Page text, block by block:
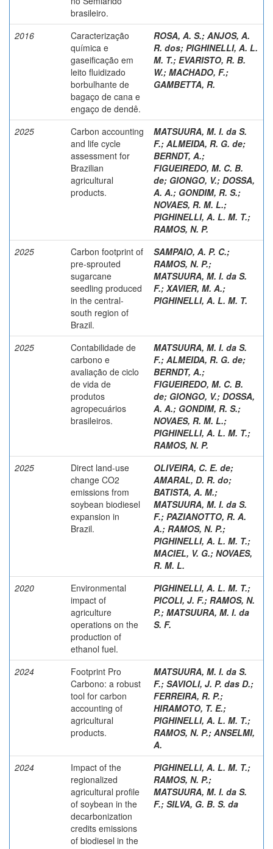
brasileiro.
2016
Caracterização
química e
gaseificação em
leito fluidizado
borbulhante de
bagaço de cana e
engaço de dendê.
ROSA, A. S.; ANJOS, A.
R. dos; PIGHINELLI, A. L.
M. T.; EVARISTO, R. B.
W.; MACHADO, F.;
GAMBETTA, R.
2025
Carbon accounting
and life cycle
assessment for
Brazilian
agricultural
products.
MATSUURA, M. I. da S.
F.; ALMEIDA, R. G. de;
BERNDT, A.;
FIGUEIREDO, M. C. B.
de; GIONGO, V.; DOSSA,
A. A.; GONDIM, R. S.;
NOVAES, R. M. L.;
PIGHINELLI, A. L. M. T.;
RAMOS, N. P.
2025
Carbon footprint of
pre-sprouted
sugarcane
seedling produced
in the central-
south region of
Brazil.
SAMPAIO, A. P. C.;
RAMOS, N. P.;
MATSUURA, M. I. da S.
F.; XAVIER, M. A.;
PIGHINELLI, A. L. M. T.
2025
Contabilidade de
carbono e
avaliação de ciclo
de vida de
produtos
agropecuários
brasileiros.
MATSUURA, M. I. da S.
F.; ALMEIDA, R. G. de;
BERNDT, A.;
FIGUEIREDO, M. C. B.
de; GIONGO, V.; DOSSA,
A. A.; GONDIM, R. S.;
NOVAES, R. M. L.;
PIGHINELLI, A. L. M. T.;
RAMOS, N. P.
2025
Direct land-use
change CO2
emissions from
soybean biodiesel
expansion in
Brazil.
OLIVEIRA, C. E. de;
AMARAL, D. R. do;
BATISTA, A. M.;
MATSUURA, M. I. da S.
F.; PAZIANOTTO, R. A.
A.; RAMOS, N. P.;
PIGHINELLI, A. L. M. T.;
MACIEL, V. G.; NOVAES,
R. M. L.
2020
Environmental
impact of
agriculture
operations on the
production of
ethanol fuel.
PIGHINELLI, A. L. M. T.;
PICOLI, J. F.; RAMOS, N.
P.; MATSUURA, M. I. da
S. F.
2024
Footprint Pro
Carbono: a robust
tool for carbon
accounting of
agricultural
products.
MATSUURA, M. I. da S.
F.; SAVIOLI, J. P. das D.;
FERREIRA, R. P.;
HIRAMOTO, T. E.;
PIGHINELLI, A. L. M. T.;
RAMOS, N. P.; ANSELMI,
A.
2024
Impact of the
regionalized
agricultural profile
of soybean in the
decarbonization
credits emissions
of biodiesel in the
PIGHINELLI, A. L. M. T.;
RAMOS, N. P.;
MATSUURA, M. I. da S.
F.; SILVA, G. B. S. da